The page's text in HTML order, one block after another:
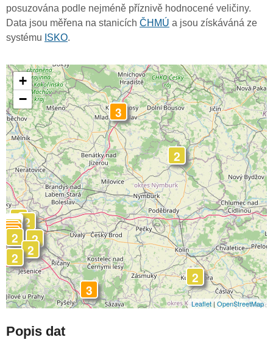
posuzována podle nejméně příznivě hodnocené veličiny.
Data jsou měřena na stanicích ČHMÚ a jsou získáváná ze
systému ISKO.
2
2
2
2
-
2 2
3
32 2
3
3
3
2
+
−
Leaflet | OpenStreetMap
Popis dat